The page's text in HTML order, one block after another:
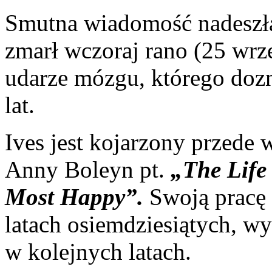
Smutna wiadomość
zmarł wczoraj rano (25
udarze mózgu, którego
lat.
Ives jest kojarzony przede
Anny Boleyn pt. „The Life
Most Happy”. Swoją
latach osiemdziesiątych,
w kolejnych latach.